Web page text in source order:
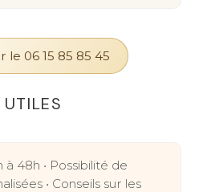
le 06 15 85 85 45
à 48h • Possibilité de
• Conseils sur les